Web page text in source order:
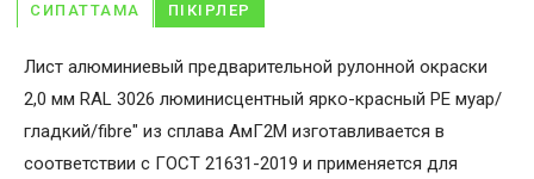
СИПАТТАМА ПІКІРЛЕР
Лист алюминиевый предварительной рулонной окраски
2,0 мм RAL 3026 люминисцентный ярко-красный PE муар/
гладкий/fibre" из сплава АмГ2М изготавливается в
соответствии с ГОСТ 21631-2019 и применяется для